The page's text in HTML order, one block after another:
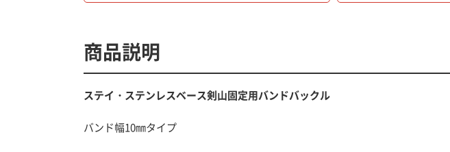
商品説明
ステイ・ステンレスベース剣山固定用バンドバックル
バンド幅10㎜タイプ